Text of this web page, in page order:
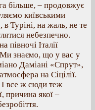
більше, – продовжує
київськими
в Туріні, на жаль, не те
небезпечно.
півночі Італії
Ми знаємо, що у вас у
Даміані «Спрут»,
на Сіцілії.
І все ж сюди теж
причина якої –